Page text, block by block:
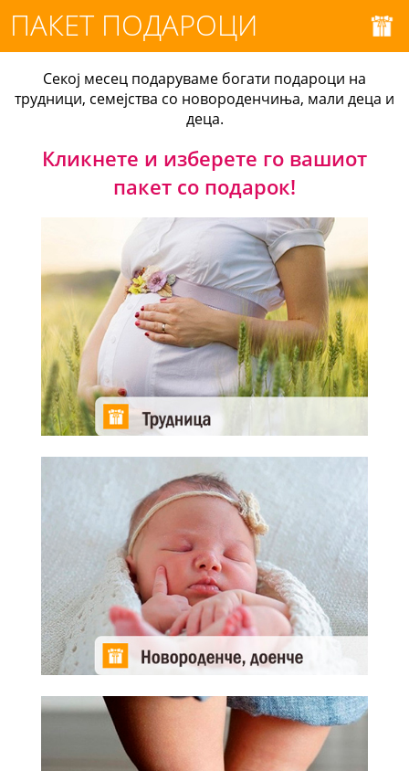
ПАКЕТ ПОДАРОЦИ
Секој месец подаруваме богати подароци на
трудници, семејства со новороденчиња, мали деца и
деца.
Кликнете и изберете го вашиот
пакет со подарок!